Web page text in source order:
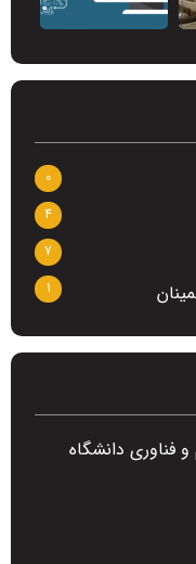
0
4
7
1
و فناوری دانشگاه